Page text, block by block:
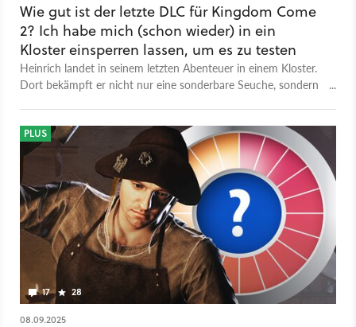
Wie gut ist der letzte DLC für Kingdom Come
2? Ich habe mich (schon wieder) in ein
Kloster einsperren lassen, um es zu testen
Heinrich landet in seinem letzten Abenteuer in einem Kloster.
Dort bekämpft er nicht nur eine sonderbare Seuche, sondern
17 28
PLUS
08.09.2025